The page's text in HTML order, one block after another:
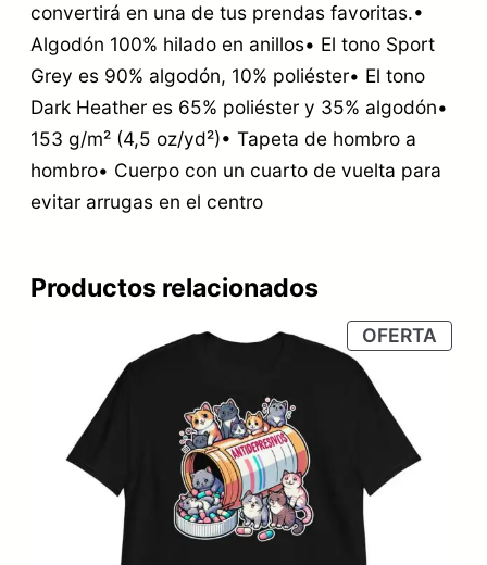
convertirá en una de tus prendas favoritas.•
Algodón 100% hilado en anillos• El tono Sport
Grey es 90% algodón, 10% poliéster• El tono
Dark Heather es 65% poliéster y 35% algodón•
153 g/m² (4,5 oz/yd²)• Tapeta de hombro a
hombro• Cuerpo con un cuarto de vuelta para
evitar arrugas en el centro
Productos relacionados
OFERTA
EN